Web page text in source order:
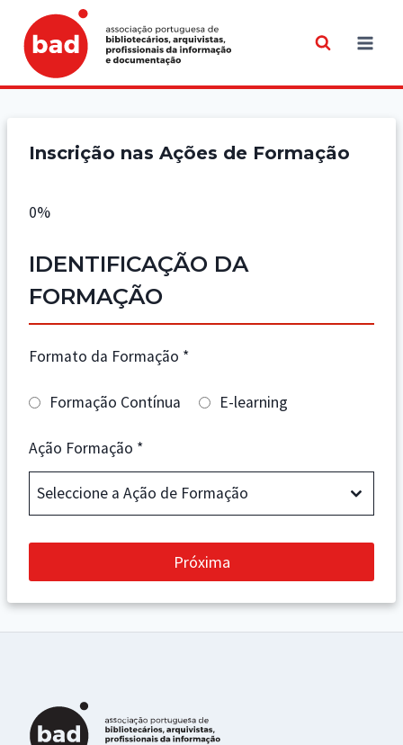
content
Inscrição nas Ações de Formação
0%
IDENTIFICAÇÃO DA
FORMAÇÃO
Formato da Formação *
Formação Contínua E-learning
Ação Formação *
Seleccione a Ação de Formação
Próxima